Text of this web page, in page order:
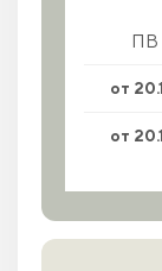
ПВ
от
от